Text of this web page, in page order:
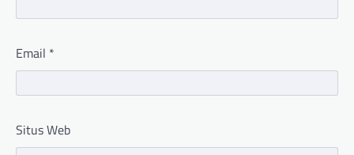
Email *
Situs Web